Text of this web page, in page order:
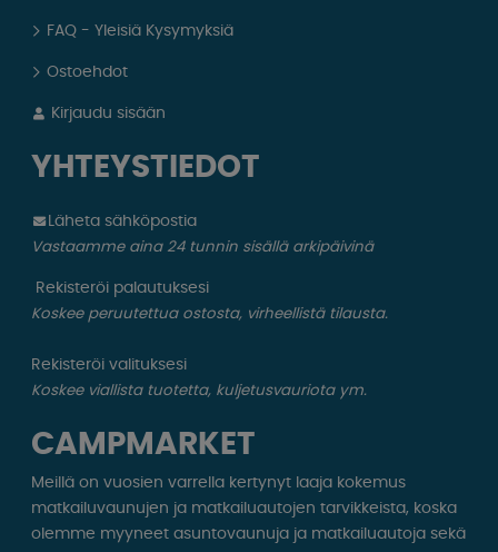
FAQ - Yleisiä Kysymyksiä
Ostoehdot
Kirjaudu sisään
YHTEYSTIEDOT
Läheta sähköpostia
Vastaamme aina 24 tunnin sisällä arkipäivinä
Rekisteröi palautuksesi
Koskee peruutettua ostosta, virheellistä tilausta.
Rekisteröi valituksesi
Koskee viallista tuotetta, kuljetusvauriota ym.
CAMPMARKET
Meillä on vuosien varrella kertynyt laaja kokemus
matkailuvaunujen ja matkailuautojen tarvikkeista, koska
olemme myyneet asuntovaunuja ja matkailuautoja sekä